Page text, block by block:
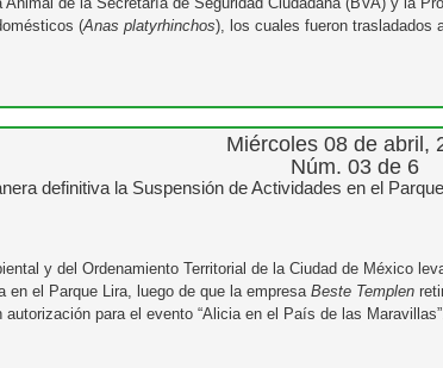
(Anas platyrhinchos), los cuales fueron trasladados
Miércoles 08 de abril,
Núm. 03 de 6
definitiva la Suspensión de Actividades en el
y del Ordenamiento Territorial de la Ciudad de México
en el Parque Lira, luego de que la empresa Beste Templen
para el evento “Alicia en el País de las